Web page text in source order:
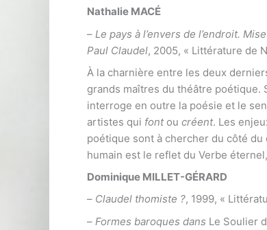
Nathalie MACÉ
– Le pays à l’envers de l’endroit.
Paul Claudel, 2005, « Littérature de
À la charnière entre les deux
grands maîtres du théâtre
interroge en outre la poésie et le
artistes qui fontou créent. Les
poétique sont à chercher du côté du
humain est le reflet du Verbe
Dominique MILLET-GÉRARD
– Claudel thomiste ?, 1999, «
– Formes baroques dans Le Soulier